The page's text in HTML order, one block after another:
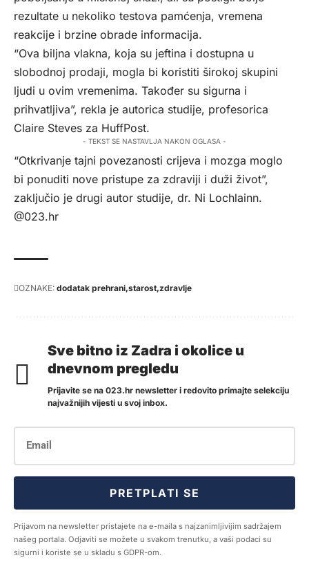
rezultate u nekoliko testova pamćenja, vremena
reakcije i brzine obrade informacija.
“Ova biljna vlakna, koja su jeftina i dostupna u
slobodnoj prodaji, mogla bi koristiti širokoj skupini
ljudi u ovim vremenima. Također su sigurna i
prihvatljiva”, rekla je autorica studije, profesorica
Claire Steves za HuffPost.
- TEKST SE NASTAVLJA NAKON OGLASA -
“Otkrivanje tajni povezanosti crijeva i mozga moglo
bi ponuditi nove pristupe za zdraviji i duži život”,
zaključio je drugi autor studije, dr. Ni Lochlainn.
@023.hr
OZNAKE: dodatak prehrani starost zdravlje
Sve bitno iz Zadra i okolice u
dnevnom pregledu
Prijavite se na 023.hr newsletter i redovito primajte selekciju
najvažnijih vijesti u svoj inbox.
PRETPLATI SE
Prijavom na newsletter pristajete na e-maila s najzanimljivijim sadržajem
našeg portala. Odjaviti se možete u svakom trenutku, a vaši podaci su
sigurni i koriste se u skladu s GDPR-om.